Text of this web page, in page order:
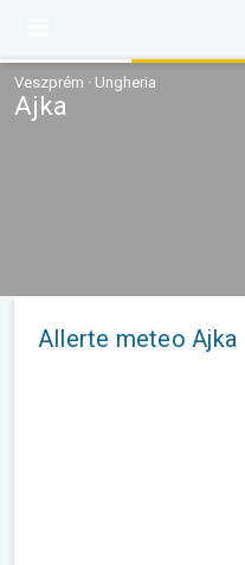
Veszprém · Ungheria
Ajka
Allerte meteo Ajka